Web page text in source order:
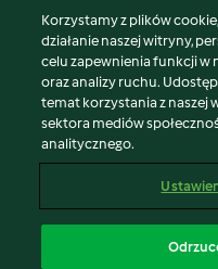
© Copyright 2026
Warunki korzystania
Polityka prywatności
Disclaimer
Znak wydawcy
Zgłoś treść
Oświadczenie o dostępności
Korzystamy z plików
działanie naszej witryny,
celu zapewnienia funkcji w
oraz analizy ruchu.
temat korzystania z naszej
sektora mediów
analitycznego.